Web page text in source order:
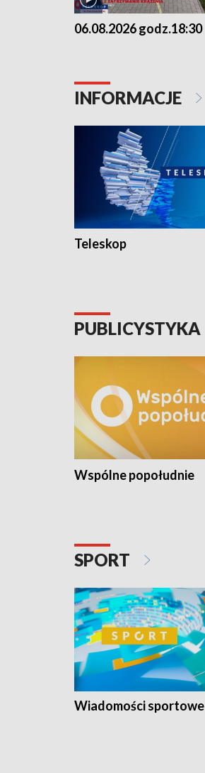
06.08.2026 godz.18:30
INFORMACJE
Teleskop
PUBLICYSTYKA
Wspólne popołudnie
SPORT
Wiadomości sportowe